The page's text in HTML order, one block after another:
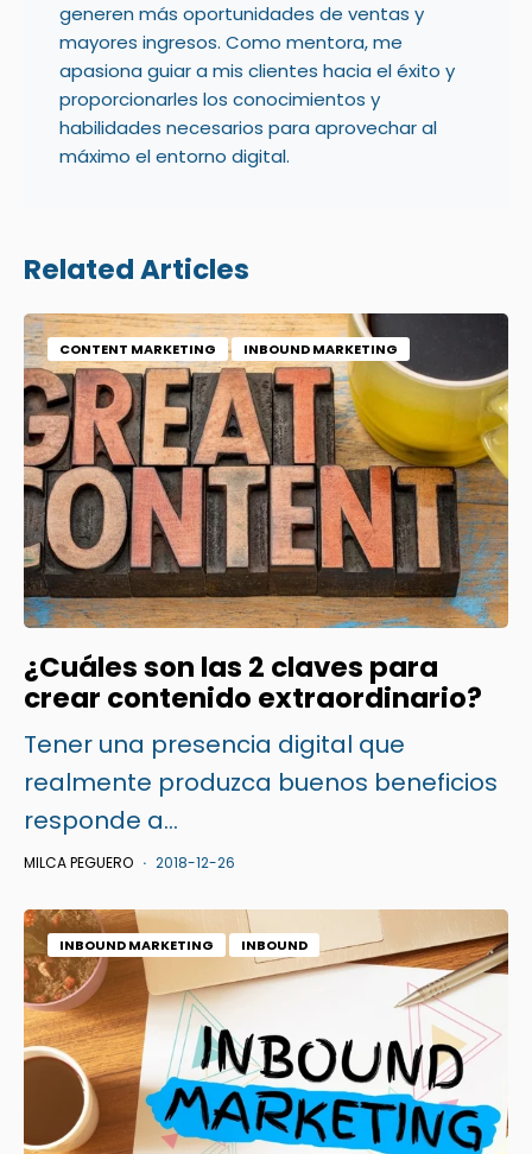
generen más oportunidades de ventas y
mayores ingresos. Como mentora, me
apasiona guiar a mis clientes hacia el éxito y
proporcionarles los conocimientos y
habilidades necesarios para aprovechar al
máximo el entorno digital.
Related Articles
CONTENT MARKETING INBOUND MARKETING
¿Cuáles son las 2 claves para
crear contenido extraordinario?
Tener una presencia digital que
realmente produzca buenos beneficios
responde a...
MILCA PEGUERO 2018-12-26
INBOUND MARKETING INBOUND